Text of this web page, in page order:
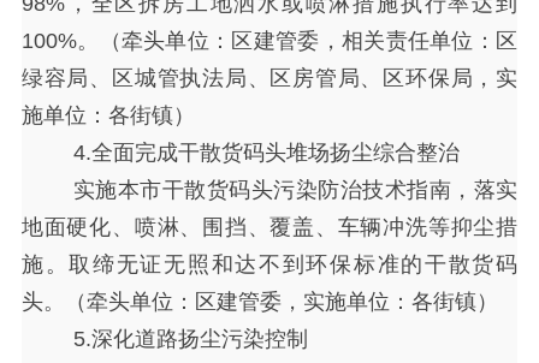
100%。（牵头单位：区建管委，相关责任单位：区
绿容局、区城管执法局、区房管局、区环保局，实
施单位：各街镇）
4.全面完成干散货码头堆场扬尘综合整治
实施本市干散货码头污染防治技术指南，落实
地面硬化、喷淋、围挡、覆盖、车辆冲洗等抑尘措
施。取缔无证无照和达不到环保标准的干散货码
头。（牵头单位：区建管委，实施单位：各街镇）
5.深化道路扬尘污染控制